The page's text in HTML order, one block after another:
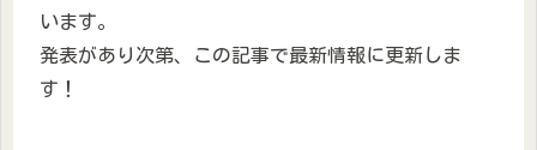
います。
発表があり次第、この記事で最新情報に更新しま
す！